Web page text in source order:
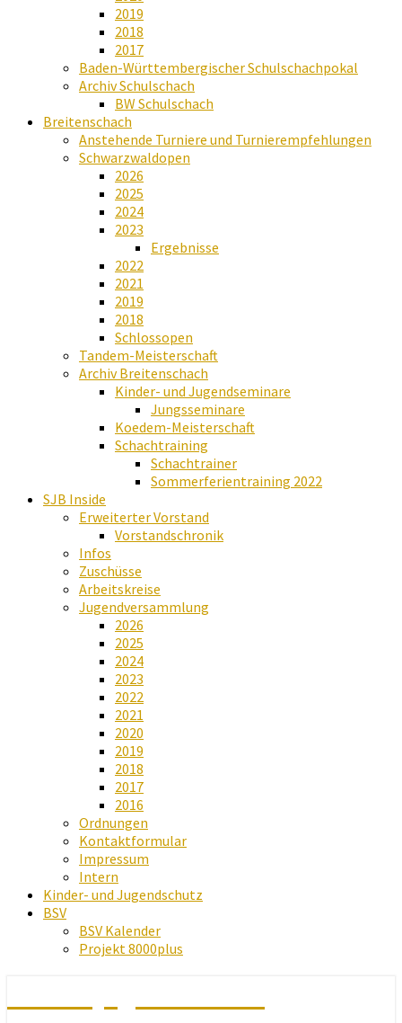
2019
2018
2017
Baden-Württembergischer Schulschachpokal
Archiv Schulschach
BW Schulschach
Breitenschach
Anstehende Turniere und Turnierempfehlungen
Schwarzwaldopen
2026
2025
2024
2023
Ergebnisse
2022
2021
2019
2018
Schlossopen
Tandem-Meisterschaft
Archiv Breitenschach
Kinder- und Jugendseminare
Jungsseminare
Koedem-Meisterschaft
Schachtraining
Schachtrainer
Sommerferientraining 2022
SJB Inside
Erweiterter Vorstand
Vorstandschronik
Infos
Zuschüsse
Arbeitskreise
Jugendversammlung
2026
2025
2024
2023
2022
2021
2020
2019
2018
2017
2016
Ordnungen
Kontaktformular
Impressum
Intern
Kinder- und Jugendschutz
BSV
BSV Kalender
Projekt 8000plus